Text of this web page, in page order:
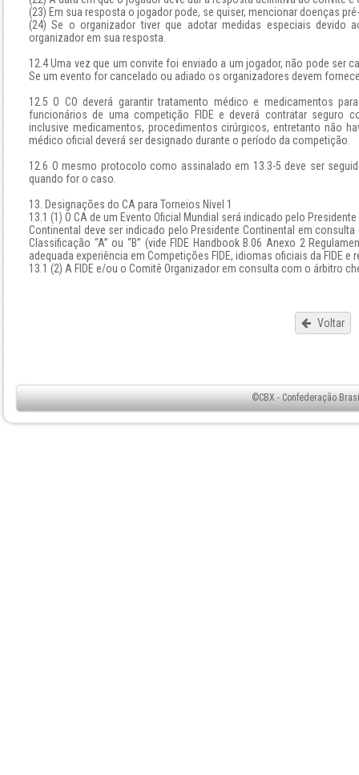
(23) Em sua resposta o jogador pode, se quiser, mencionar doenças
(24) Se o organizador tiver que adotar medidas especiais devido
organizador em sua resposta.
12.4 Uma vez que um convite foi enviado a um jogador, não pode ser
Se um evento for cancelado ou adiado os organizadores devem
12.5 O CO deverá garantir tratamento médico e medicamentos
funcionários de uma competição FIDE e deverá contratar seguro
inclusive medicamentos, procedimentos cirúrgicos, entretanto não
médico oficial deverá ser designado durante o período da competição.
12.6 O mesmo protocolo como assinalado em 13.3-5 deve ser
quando for o caso.
13. Designações do CA para Torneios Nível 1
13.1 (1) O CA de um Evento Oficial Mundial será indicado pelo
Continental deve ser indicado pelo Presidente Continental em
Classificação “A” ou “B” (vide FIDE Handbook B.06 Anexo 2
adequada experiência em Competições FIDE, idiomas oficiais da FIDE e
13.1 (2) A FIDE e/ou o Comitê Organizador em consulta com o árbitro
Voltar
©CBX - Confederação